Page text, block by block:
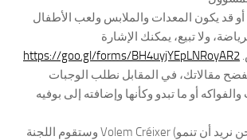
قد يكون المعدات والملابس ولعب الأطفال
https://goo.gl/forms/BH4uyjYEpLNRoyAR2
مقالاتك، في المقابل نطلب الوجبات
أو ما تبدو وكأنها وإضافته إلى بوفيه
وستقوم اللجنة Volem Créixer (نحن نريد أن تنمو) لديها موقف خاص